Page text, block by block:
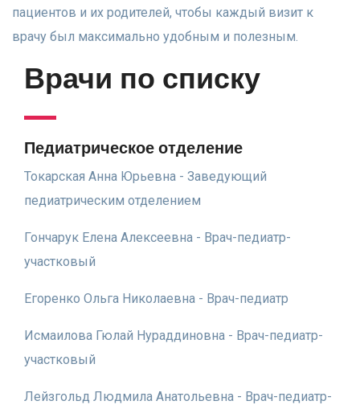
пациентов и их родителей, чтобы каждый визит к
врачу был максимально удобным и полезным.
Врачи по списку
Педиатрическое отделение
Токарская Анна Юрьевна - Заведующий
педиатрическим отделением
Гончарук Елена Алексеевна - Врач-педиатр-
участковый
Егоренко Ольга Николаевна - Врач-педиатр
Исмаилова Гюлай Нураддиновна - Врач-педиатр-
участковый
Лейзгольд Людмила Анатольевна - Врач-педиатр-